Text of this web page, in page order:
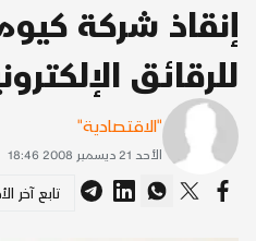
إنقاذ شركة
للرقائق
"الاقتصادية"
الأحد 21 ديسمبر 2008 18:46
تابع آخر